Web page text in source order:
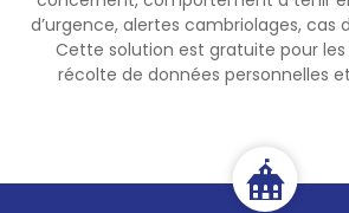
d’urgence, alertes cambriolages, cas
Cette solution est gratuite pour les
récolte de données personnelles
secours.